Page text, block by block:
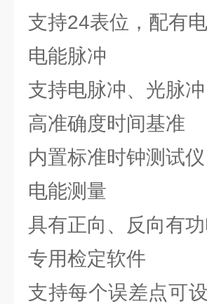
支持24表位，配有
电能脉冲
支持电脉冲、光脉
高准确度时间基准
内置标准时钟测试
电能测量
具有正向、反向有
专用检定软件
支持每个误差点可